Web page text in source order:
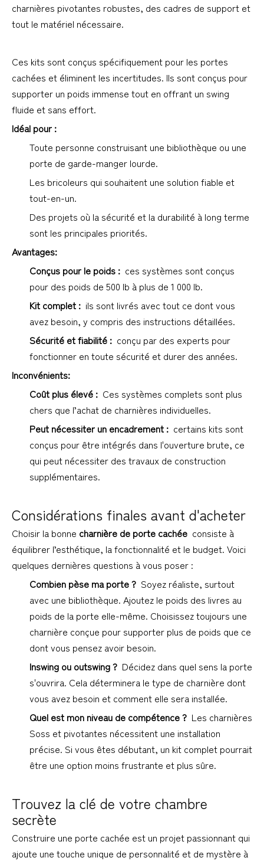
charnières pivotantes robustes, des cadres de support et
tout le matériel nécessaire.
Ces kits sont conçus spécifiquement pour les portes
cachées et éliminent les incertitudes. Ils sont conçus pour
supporter un poids immense tout en offrant un swing
fluide et sans effort.
Idéal pour :
Toute personne construisant une bibliothèque ou une
porte de garde-manger lourde.
Les bricoleurs qui souhaitent une solution fiable et
tout-en-un.
Des projets où la sécurité et la durabilité à long terme
sont les principales priorités.
Avantages:
Conçus pour le poids : ces systèmes sont conçus
pour des poids de 500 lb à plus de 1 000 lb.
Kit complet : ils sont livrés avec tout ce dont vous
avez besoin, y compris des instructions détaillées.
Sécurité et fiabilité : conçu par des experts pour
fonctionner en toute sécurité et durer des années.
Inconvénients:
Coût plus élevé : Ces systèmes complets sont plus
chers que l’achat de charnières individuelles.
Peut nécessiter un encadrement : certains kits sont
conçus pour être intégrés dans l'ouverture brute, ce
qui peut nécessiter des travaux de construction
supplémentaires.
Considérations finales avant d'acheter
Choisir la bonne charnière de porte cachée consiste à
équilibrer l’esthétique, la fonctionnalité et le budget. Voici
quelques dernières questions à vous poser :
Combien pèse ma porte ? Soyez réaliste, surtout
avec une bibliothèque. Ajoutez le poids des livres au
poids de la porte elle-même. Choisissez toujours une
charnière conçue pour supporter plus de poids que ce
dont vous pensez avoir besoin.
Inswing ou outswing ? Décidez dans quel sens la porte
s'ouvrira. Cela déterminera le type de charnière dont
vous avez besoin et comment elle sera installée.
Quel est mon niveau de compétence ? Les charnières
Soss et pivotantes nécessitent une installation
précise. Si vous êtes débutant, un kit complet pourrait
être une option moins frustrante et plus sûre.
Trouvez la clé de votre chambre
secrète
Construire une porte cachée est un projet passionnant qui
ajoute une touche unique de personnalité et de mystère à